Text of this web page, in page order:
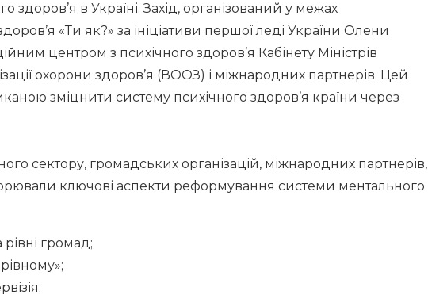
здоров’я в Україні. Захід, організований у межах
«Ти як?» за ініціативи першої леді України Олени
центром з психічного здоров’я Кабінету Міністрів
охорони здоров’я (ВООЗ) і міжнародних партнерів. Цей
зміцнити систему психічного здоров’я країни через
сектору, громадських організацій, міжнародних партнерів,
ключові аспекти реформування системи ментального
громад;